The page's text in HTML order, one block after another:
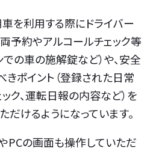
を利用する際にドライバー
予約やアルコールチェック等
での車の施解錠など）や、安全
ポイント（登録された日常
ク、運転日報の内容など）を
だけるようになっています。
PCの画面も操作していただ